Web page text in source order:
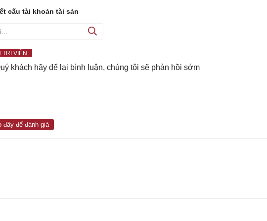
cấu tài khoản tài sản
TRỊ VIÊN
khách hãy để lại bình luận, chúng tôi sẽ phản hồi sớm
đây để đánh giá